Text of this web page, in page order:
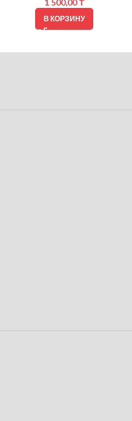
1 500,00₸
В КОРЗИНУ